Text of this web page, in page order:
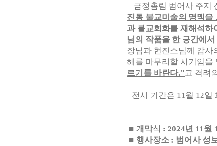
금정촘림 범어사 주지
전통 불교미술의 명맥을
과 불교회화를 재해석하
님의 작품을 한 공간에
장님과 현진스님께 감사
해를 마무리할 시기임
르기를 바란다."고 격려
전시 기간은 11월 12일
■ 개막식 : 2024년 11월
■ 행사장소 : 범어사 성